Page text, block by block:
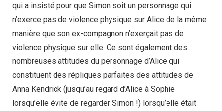
qui a insisté pour que Simon soit un personnage qui
n’exerce pas de violence physique sur Alice de la même
manière que son ex-compagnon n’exerçait pas de
violence physique sur elle. Ce sont également des
nombreuses attitudes du personnage d’Alice qui
constituent des répliques parfaites des attitudes de
Anna Kendrick (jusqu’au regard d’Alice à Sophie
lorsqu’elle évite de regarder Simon !) lorsqu’elle était